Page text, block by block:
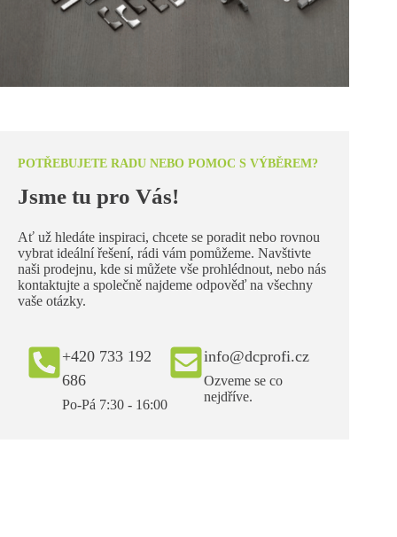
POTŘEBUJETE RADU NEBO POMOC S VÝBĚREM?
Jsme tu pro Vás!
Ať už hledáte inspiraci, chcete se poradit nebo rovnou
vybrat ideální řešení, rádi vám pomůžeme. Navštivte
naši prodejnu, kde si můžete vše prohlédnout, nebo nás
kontaktujte a společně najdeme odpověď na všechny
vaše otázky.
+420 733 192
686
Po-Pá 7:30 - 16:00
info@dcprofi.cz
Ozveme se co
nejdříve.